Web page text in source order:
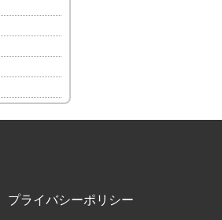
プライバシーポリシー